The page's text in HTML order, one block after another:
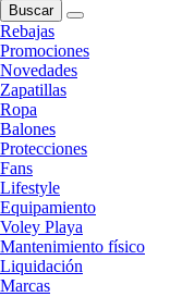
Buscar
Rebajas
Promociones
Novedades
Zapatillas
Ropa
Balones
Protecciones
Fans
Lifestyle
Equipamiento
Voley Playa
Mantenimiento físico
Liquidación
Marcas